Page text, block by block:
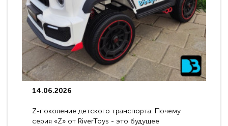
14.06.2026
Z-поколение детского транспорта: Почему
серия «Z» от RiverToys - это будущее